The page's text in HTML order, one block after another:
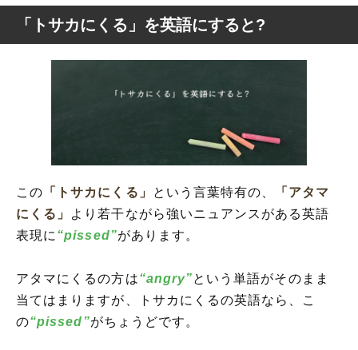
「トサカにくる」を英語にすると?
この 「トサカにくる」 という言葉特有の、
「アタマ
にくる」
より若干ながら強いニュアンスがある英語
表現に “pissed”があります。
アタマにくるの方は“angry”という単語がそのまま
当てはまりますが、トサカにくるの英語なら、こ
の“pissed”がちょうどです。